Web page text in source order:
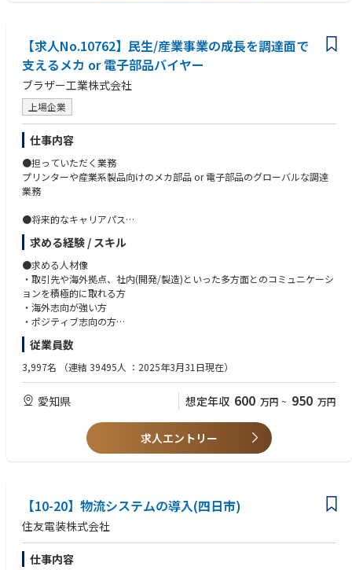
【求人No.10762】民生/産業事業の成長を調達面で
支えるメカ or 電子部品バイヤー
ブラザー工業株式会社
上場企業
仕事内容
●担っていただく業務
プリンターや産業系製品向けのメカ部品 or 電子部品のグローバルな調達
業務
●将来的なキャリアパス
国内、海外⼯場問わずグローバルで活躍する部材調達リーダー、マネージ
ャー
At your side 2030という会社のスローガンのもと、産業向け事業(工作機械
など)の拡大と民生(プリンターなど)の競争⼒維持に向けて、調達量(部品種
類や金額)も増えていく見込みです。それに応じて、調達部門も大きな変革
期を迎えようとしており、そのための新しい⼒を求めております。困難な
●職場環境
・風通しがよく、役職の上下に関わらず意見が出しやすい雰囲気があり、
自分たちの意見が反映されやすい職場です。
・フレックスタイム制度や年次有給休暇を利用して、家庭の事情に合わせ
求める経験 / スキル
●求める人材像
・取引先や海外拠点、社内(開発/製造)といった多方⾯とのコミュニケーシ
ョンを積極的に取れる方
・海外志向が強い方
・ポジティブ志向の方
・突発的な業務発生や各種問題等に粘り強く対応できる方
●必要な知識・経験・資格（MUST）
路図等)
もしくはメカ部品 or 電子部品関連の業務経験(開発、製造、調達、品質
・パワーポイント、エクセル等の基本スキル
●望ましい前職・現職の勤務先、業界
自動車業界、電機・電子機器業界、重工業・機械製造業界、化学・素材業
界、など
従業員数
3,997名 （連結 39495人 ：2025年3月31日現在）
愛知県 想定年収 600 万円 ~ 950 万円
求人エントリー
【10-20】物流システムの導入(四日市)
住友電装株式会社
仕事内容